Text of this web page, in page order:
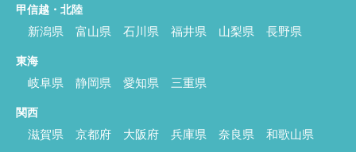
甲信越・北陸
新潟県 富山県 石川県 福井県 山梨県 長野県
東海
岐阜県 静岡県 愛知県 三重県
関西
滋賀県 京都府 大阪府 兵庫県 奈良県 和歌山県